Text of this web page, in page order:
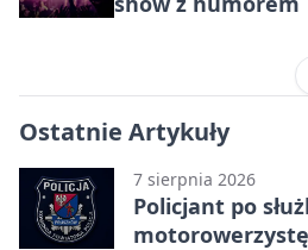
Ostatnie Artykuły
7 sierpnia 2026
Policjant po